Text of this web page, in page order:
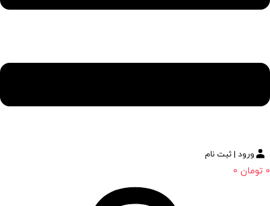
ورود | ثبت نام
0 تومان 0